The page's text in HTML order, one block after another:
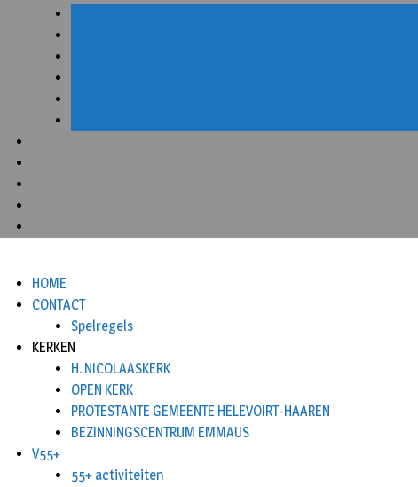
HOME
CONTACT
Spelregels
KERKEN
H. NICOLAASKERK
OPEN KERK
PROTESTANTE GEMEENTE HELEVOIRT-HAAREN
BEZINNINGSCENTRUM EMMAUS
V55+
55+ activiteiten